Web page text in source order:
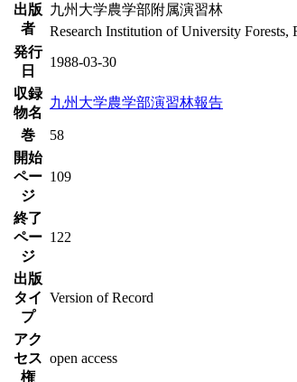
出版
者
九州大学農学部附属演習林
Research Institution of University
発行
日
1988-03-30
収録
物名
九州大学農学部演習林報告
巻
58
開始
ペー
ジ
109
終了
ペー
ジ
122
出版
タイ
プ
Version of Record
アク
セス
権
open access